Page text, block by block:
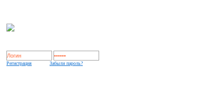
Регистрация Забыли пароль?